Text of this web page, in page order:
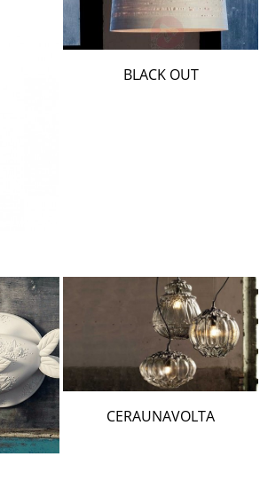
BLACK OUT
CERAUNAVOLTA